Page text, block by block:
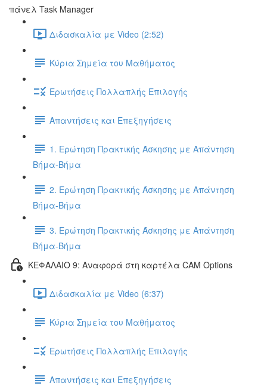
πάνελ Task Manager
Διδασκαλία με Video (2:52)
Κύρια Σημεία του Μαθήματος
Ερωτήσεις Πολλαπλής Επιλογής
Απαντήσεις και Επεξηγήσεις
1. Ερώτηση Πρακτικής Άσκησης με Απάντηση
Βήμα-Βήμα
2. Ερώτηση Πρακτικής Άσκησης με Απάντηση
Βήμα-Βήμα
3. Ερώτηση Πρακτικής Άσκησης με Απάντηση
Βήμα-Βήμα
ΚΕΦΑΛΑΙΟ 9: Αναφορά στη καρτέλα CAM Options
Διδασκαλία με Video (6:37)
Κύρια Σημεία του Μαθήματος
Ερωτήσεις Πολλαπλής Επιλογής
Απαντήσεις και Επεξηγήσεις